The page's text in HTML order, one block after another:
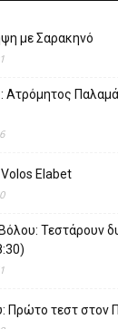
με Σαρακηνό
Ατρόμητος
Elabet
Τεστάρουν
Πρώτο τεστ στον